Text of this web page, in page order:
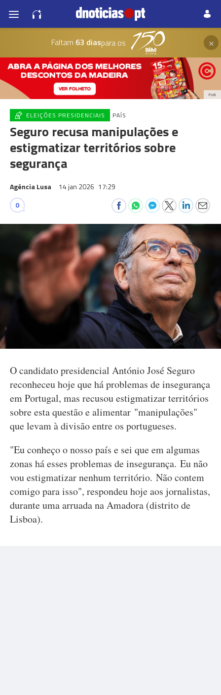
Faltam 63 diaspara os ×
PUB
ELEIÇÕES PRESIDENCIAIS PAÍS
Seguro recusa manipulações e
estigmatizar territórios sobre
segurança
Agência Lusa 14 jan 2026 17:29
0
O candidato presidencial António José Seguro
reconheceu hoje que há problemas de insegurança
em Portugal, mas recusou estigmatizar territórios
sobre esta questão e alimentar "manipulações"
que levam à divisão entre os portugueses.
"Eu conheço o nosso país e sei que em algumas
zonas há esses problemas de insegurança. Eu não
vou estigmatizar nenhum território. Não contem
comigo para isso", respondeu hoje aos jornalistas,
durante uma arruada na Amadora (distrito de
Lisboa).